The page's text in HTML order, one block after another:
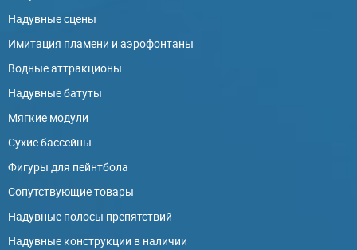
Надувные сцены
Имитация пламени и аэрофонтаны
Водные аттракционы
Надувные батуты
Мягкие модули
Сухие бассейны
Фигуры для пейнтбола
Сопутствующие товары
Надувные полосы препятствий
Надувные конструкции в наличии